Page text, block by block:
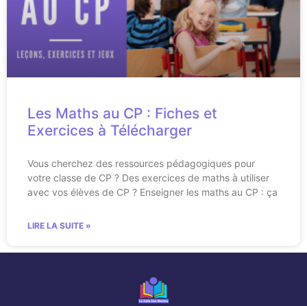
Les Maths au CP : Fiches et
Exercices à Télécharger
Vous cherchez des ressources pédagogiques pour
votre classe de CP ? Des exercices de maths à utiliser
avec vos élèves de CP ? Enseigner les maths au CP : ça
LIRE LA SUITE »